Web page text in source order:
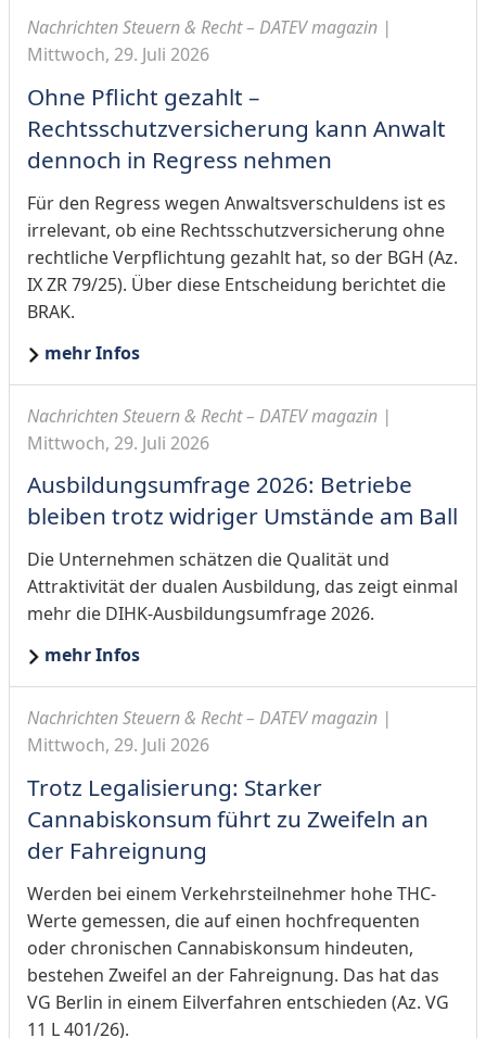
Nachrichten Steuern & Recht – DATEV magazin |
Mittwoch, 29. Juli 2026
Ohne Pflicht gezahlt –
Rechtsschutzversicherung kann Anwalt
dennoch in Regress nehmen
Für den Regress wegen Anwaltsverschuldens ist es
irrelevant, ob eine Rechtsschutzversicherung ohne
rechtliche Verpflichtung gezahlt hat, so der BGH (Az.
IX ZR 79/25). Über diese Entscheidung berichtet die
BRAK.
mehr Infos
Nachrichten Steuern & Recht – DATEV magazin |
Mittwoch, 29. Juli 2026
Ausbildungsumfrage 2026: Betriebe
bleiben trotz widriger Umstände am Ball
Die Unternehmen schätzen die Qualität und
Attraktivität der dualen Ausbildung, das zeigt einmal
mehr die DIHK-Ausbildungsumfrage 2026.
mehr Infos
Nachrichten Steuern & Recht – DATEV magazin |
Mittwoch, 29. Juli 2026
Trotz Legalisierung: Starker
Cannabiskonsum führt zu Zweifeln an
der Fahreignung
Werden bei einem Verkehrsteilnehmer hohe THC-
Werte gemessen, die auf einen hochfrequenten
oder chronischen Cannabiskonsum hindeuten,
bestehen Zweifel an der Fahreignung. Das hat das
VG Berlin in einem Eilverfahren entschieden (Az. VG
11 L 401/26).